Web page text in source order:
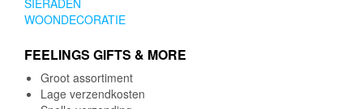
SIERADEN
WOONDECORATIE
FEELINGS GIFTS & MORE
Groot assortiment
Lage verzendkosten